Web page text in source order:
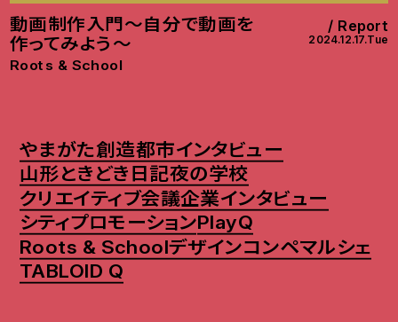
動画制作入門〜自分で動画を
作ってみよう〜
Roots & School
Report
2024.12.17.Tue
やまがた創造都市インタビュー
山形ときどき日記夜の学校
クリエイティブ会議企業インタビュー
シティプロモーションPlayQ
Roots & Schoolデザインコンペマルシェ
TABLOID Q